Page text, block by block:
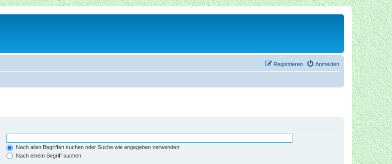
Anmelden
Registrieren
Nach allen Begriffen suchen oder Suche wie angegeben verwenden
Nach einem Begriff suchen